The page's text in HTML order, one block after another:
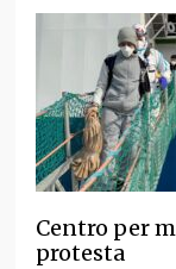
Centro per
protesta